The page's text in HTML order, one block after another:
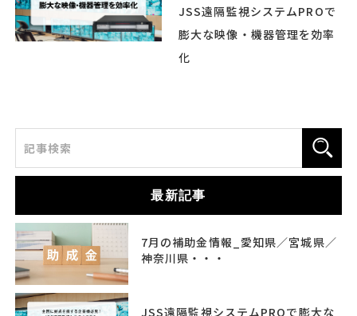
JSS遠隔監視システムPROで
膨大な映像・機器管理を効率
化
最新記事
7月の補助金情報_愛知県／宮城県／
神奈川県・・・
JSS遠隔監視システムPROで膨大な